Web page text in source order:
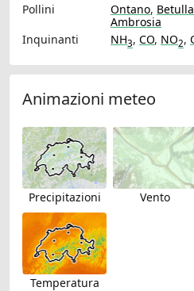
Pollini
Ontano, Betulla
Ambrosia
Inquinanti
NH3, CO, NO2,
Animazioni meteo
Precipitazioni Vento
Temperatura